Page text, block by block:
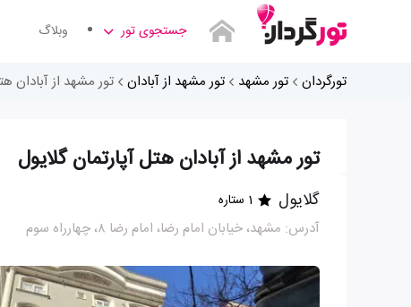
جستجوی تور وبلاگ
تورگردان تور مشهد تور مشهد از آبادان تور مشهد از آبادان
تور مشهد از آبادان هتل آپارتمان گلایول
گلایول 1 ستاره
آدرس: مشهد، خیابان امام رضا، امام رضا ۸، چهارراه سوم